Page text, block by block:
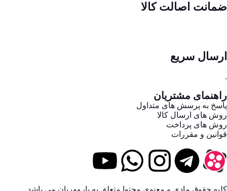
ضمانت اصالت کالا
ارسال سریع
.
راهنمای مشتریان
پاسخ به پرسش های متداول
روش های ارسال کالا
روش های پرداخت
قوانین و مقررات